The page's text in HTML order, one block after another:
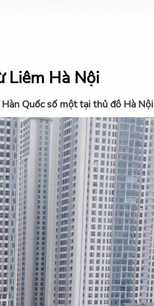
Liêm Hà Nội
Quốc số một tại thủ đô Hà Nội